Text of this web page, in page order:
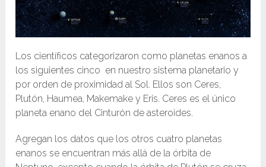
Los científicos categorizaron como planetas enanos a
los siguientes cinco en nuestro sistema planetario y
por orden de proximidad al Sol. Ellos son Ceres,
Plutón, Haumea, Makemake y Eris. Ceres es el único
planeta enano del Cinturón de asteroides.
Agregan los datos que los otros cuatro planetas
enanos se encuentran más allá de la órbita de